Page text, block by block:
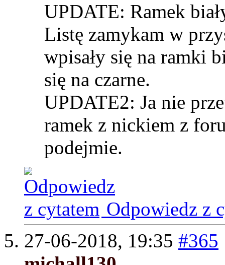
UPDATE: Ramek
Listę zamykam w
wpisały się na ramki
się na czarne.
UPDATE2: Ja nie
ramek z nickiem z
podejmie.
Odpowiedz z
27-06-2018, 19:35 #365